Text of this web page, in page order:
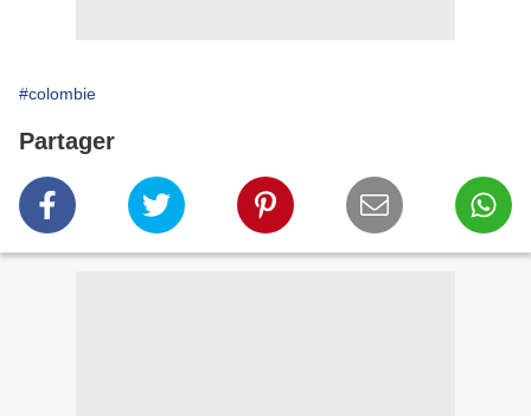
#colombie
Partager